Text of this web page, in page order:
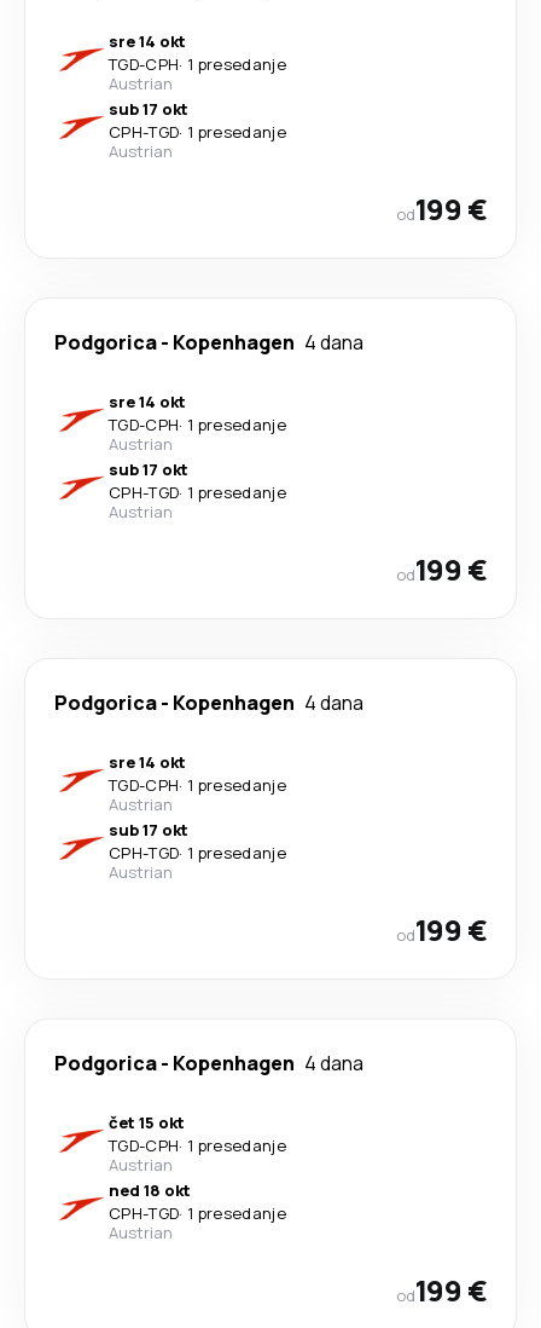
sre 14 okt
TGD-CPH· 1 presedanje
Austrian
sub 17 okt
CPH-TGD· 1 presedanje
Austrian
od199 €
Podgorica- Kopenhagen 4 dana
sre 14 okt
TGD-CPH· 1 presedanje
Austrian
sub 17 okt
CPH-TGD· 1 presedanje
Austrian
od199 €
Podgorica- Kopenhagen 4 dana
sre 14 okt
TGD-CPH· 1 presedanje
Austrian
sub 17 okt
CPH-TGD· 1 presedanje
Austrian
od199 €
Podgorica- Kopenhagen 4 dana
čet 15 okt
TGD-CPH· 1 presedanje
Austrian
ned 18 okt
CPH-TGD· 1 presedanje
Austrian
od199 €